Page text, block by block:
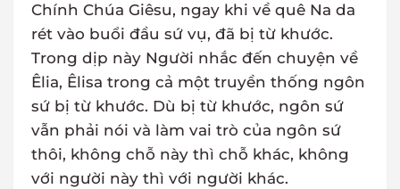
Chính Chúa Giêsu, ngay khi về quê Na da
rét vào buổi đầu sứ vụ, đã bị từ khước.
Trong dịp này Người nhắc đến chuyện về
Êlia, Êlisa trong cả một truyền thống ngôn
sứ bị từ khước. Dù bị từ khước, ngôn sứ
vẫn phải nói và làm vai trò của ngôn sứ
thôi, không chỗ này thì chỗ khác, không
với người này thì với người khác.